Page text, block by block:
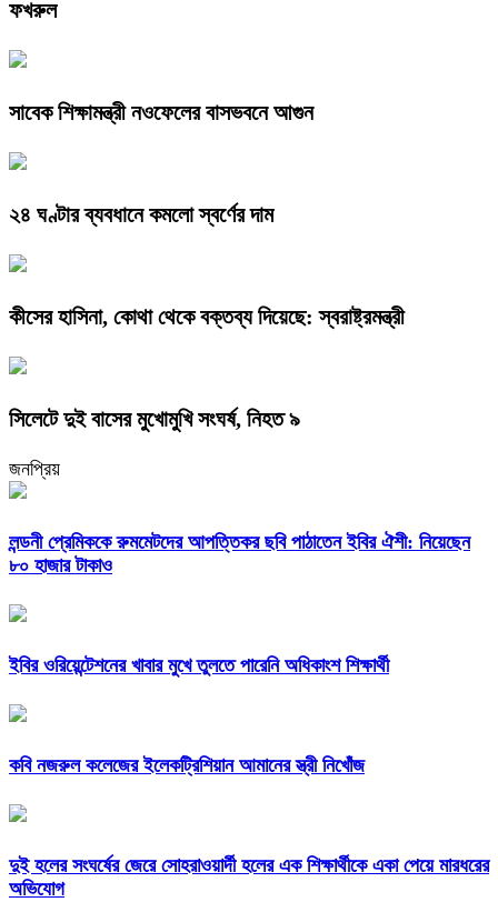
ফখরুল
সাবেক শিক্ষামন্ত্রী নওফেলের বাসভবনে আগুন
২৪ ঘণ্টার ব্যবধানে কমলো স্বর্ণের দাম
কীসের হাসিনা, কোথা থেকে বক্তব্য দিয়েছে: স্বরাষ্ট্রমন্ত্রী
সিলেটে দুই বাসের মুখোমুখি সংঘর্ষ, নিহত ৯
জনপ্রিয়
লন্ডনী প্রেমিককে রুমমেটদের আপত্তিকর ছবি পাঠাতেন ইবির ঐশী: নিয়েছেন
৮০ হাজার টাকাও
ইবির ওরিয়েন্টেশনের খাবার মুখে তুলতে পারেনি অধিকাংশ শিক্ষার্থী
কবি নজরুল কলেজের ইলেকট্রিশিয়ান আমানের স্ত্রী নিখোঁজ
দুই হলের সংঘর্ষের জেরে সোহরাওয়ার্দী হলের এক শিক্ষার্থীকে একা পেয়ে মারধরের
অভিযোগ